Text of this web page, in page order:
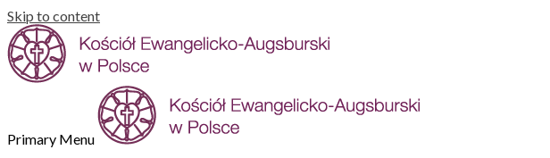
Skip to content
Primary Menu